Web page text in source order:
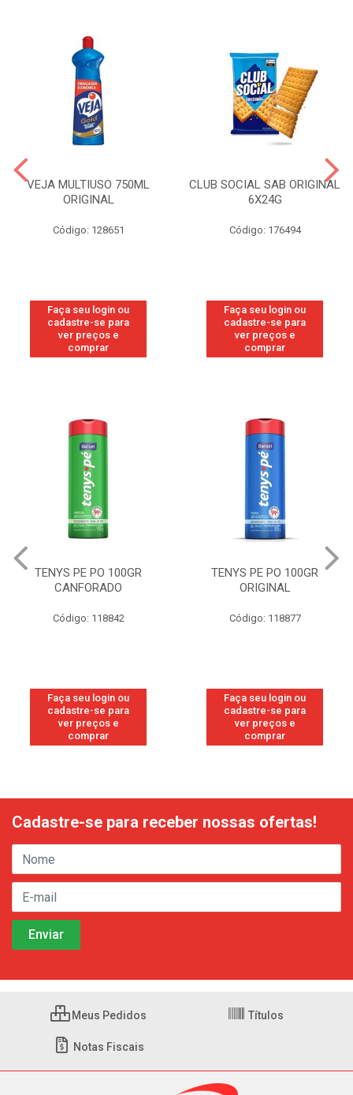
VEJA MULTIUSO 750ML
ORIGINAL
Código: 128651
Faça seu login ou
cadastre-se para
ver preços e
comprar
CLUB SOCIAL SAB ORIGINAL
6X24G
Código: 176494
Faça seu login ou
cadastre-se para
ver preços e
comprar
TENYS PE PO 100GR
CANFORADO
Código: 118842
Faça seu login ou
cadastre-se para
ver preços e
comprar
TENYS PE PO 100GR
ORIGINAL
Código: 118877
Faça seu login ou
cadastre-se para
ver preços e
comprar
Cadastre-se para receber nossas ofertas!
Meus Pedidos Títulos
Notas Fiscais